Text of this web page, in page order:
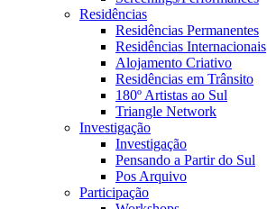
Residências
Residências Permanentes
Residências Internacionais
Alojamento Criativo
Residências em Trânsito
180º Artistas ao Sul
Triangle Network
Investigação
Investigação
Pensando a Partir do Sul
Pos Arquivo
Participação